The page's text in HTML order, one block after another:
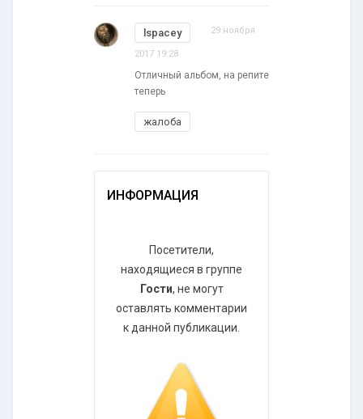
lspacey 29 ноября
2017 19:28
Отличный альбом, на репите
теперь
жалоба
ИНФОРМАЦИЯ
Посетители,
находящиеся в группе
Гости, не могут
оставлять комментарии
к данной публикации.